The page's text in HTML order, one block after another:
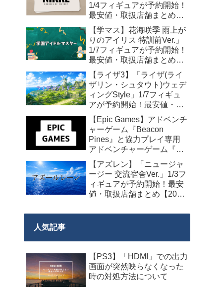
1/4フィギュアが予約開始！
最安値・取扱店舗まとめ
【2027年10月発売】
【学マス】花海咲季 雨上が
りのアイリス 特訓前Ver.」
1/7フィギュアが予約開始！
最安値・取扱店舗まとめ
【2027年4月発売】
【ライザ3】「ライザ(ライ
ザリン・シュタウト)ウェデ
ィングStyle」1/7フィギュ
アが予約開始！最安値・取
扱店舗まとめ【2027年4月
発売】
【Epic Games】アドベンチ
ャーゲーム『Beacon
Pines』と協力プレイ専用
アドベンチャーゲーム『We
Were Here Together』の無
料配布が来週2026年8月14
日午前0時までの期間限定
で開始！
【アズレン】「ニュージャ
ージー 交流宿舎Ver.」1/3フ
ィギュアが予約開始！最安
値・取扱店舗まとめ【2027
人気記事
【PS3】「HDMI」での出力
画面が突然映らなくなった
時の対処方法について